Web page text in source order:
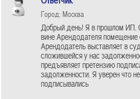
Город: Москва
Добрый день! Я в прошлом ИП.
вине Арендодателя помещение
Арендодатель выставляет в
сложившейся у нас
предъявляет претензию
задолженности. Я уверен что
подписывались